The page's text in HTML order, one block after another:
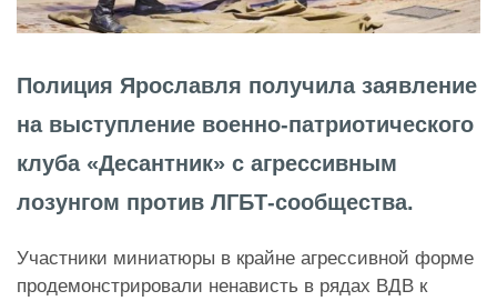
Полиция Ярославля получила заявление
на выступление военно-патриотического
клуба «Десантник» с агрессивным
лозунгом против ЛГБТ-сообщества.
Участники миниатюры в крайне агрессивной форме
продемонстрировали ненависть в рядах ВДВ к